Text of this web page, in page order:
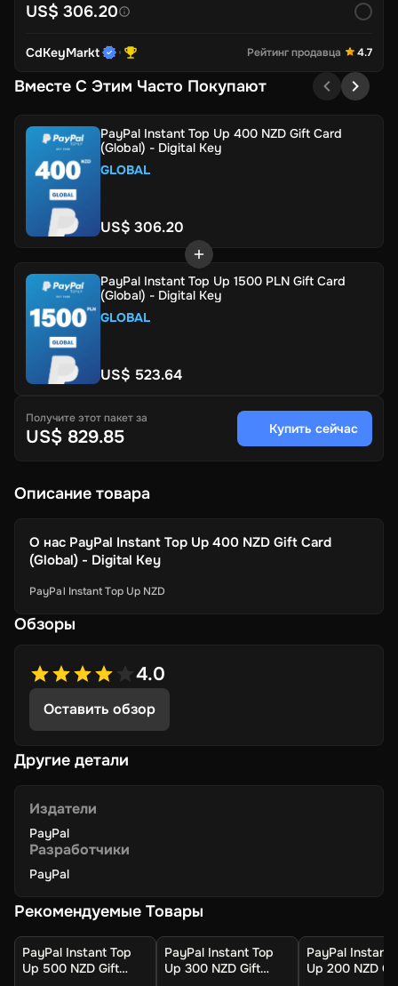
US$ 306.20
CdKeyMarkt Рейтинг продавца 4.7
Вместе С Этим Часто Покупают
PayPal Instant Top Up 400 NZD Gift Card
(Global) - Digital Key
GLOBAL
US$ 306.20
PayPal Instant Top Up 1500 PLN Gift Card
(Global) - Digital Key
GLOBAL
US$ 523.64
Получите этот пакет за
US$ 829.85 Купить сейчас
Описание товара
О нас PayPal Instant Top Up 400 NZD Gift Card
(Global) - Digital Key
PayPal Instant Top Up NZD
Обзоры
4.0
Оставить обзор
Другие детали
Издатели
PayPal
Разработчики
PayPal
Рекомендуемые Товары
PayPal Instant Top
Up 500 NZD Gift
PayPal Instant Top
Up 300 NZD Gift
PayPal Instant
Up 200 NZD